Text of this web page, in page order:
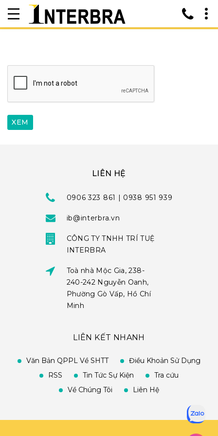
LIÊN HỆ
0906 323 861 | 0938 951 939
ib@interbra.vn
CÔNG TY TNHH TRÍ TUỆ
INTERBRA
Toà nhà Mộc Gia, 238-
240-242 Nguyễn Oanh,
Phường Gò Vấp, Hồ Chí
Minh
LIÊN KẾT NHANH
Văn Bản QPPL Về SHTT
Điều Khoản Sử Dụng
RSS
Tin Tức Sự Kiện
Tra cứu
Về Chúng Tôi
Liên Hệ